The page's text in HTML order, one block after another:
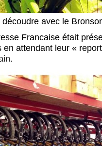
avec le
Francaise était
attendant leur «